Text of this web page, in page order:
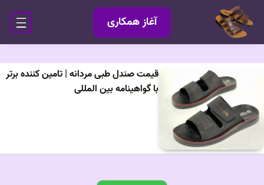
آغاز همکاری
قیمت صندل طبی مردانه | تامین کننده برتر
با گواهینامه بین المللی